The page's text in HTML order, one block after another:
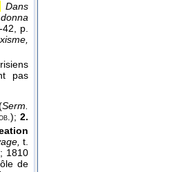
Dans
42, p.
pas
Serm.
);2.
t.
1810
de